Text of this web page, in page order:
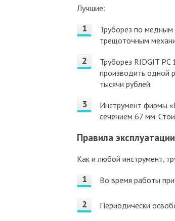
Лучшие:
Труборез по медным
трещоточным
Труборез RIDGIT
производить одной
тысячи рублей.
Инструмент фирмы
сечением 67 мм.
Правила
Как и любой инструмент,
Во время работы
Периодически